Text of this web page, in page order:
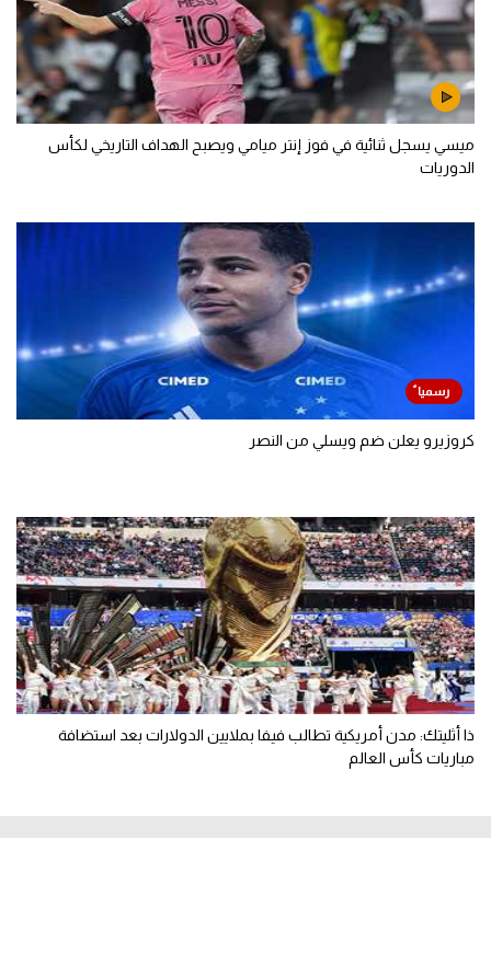
ميسي يسجل ثنائية في فوز إنتر ميامي ويصبح الهداف التاريخي لكأس
الدوريات
كروزيرو يعلن ضم ويسلي من النصر
ذا أثليتك: مدن أمريكية تطالب فيفا بملايين الدولارات بعد استضافة
مباريات كأس العالم